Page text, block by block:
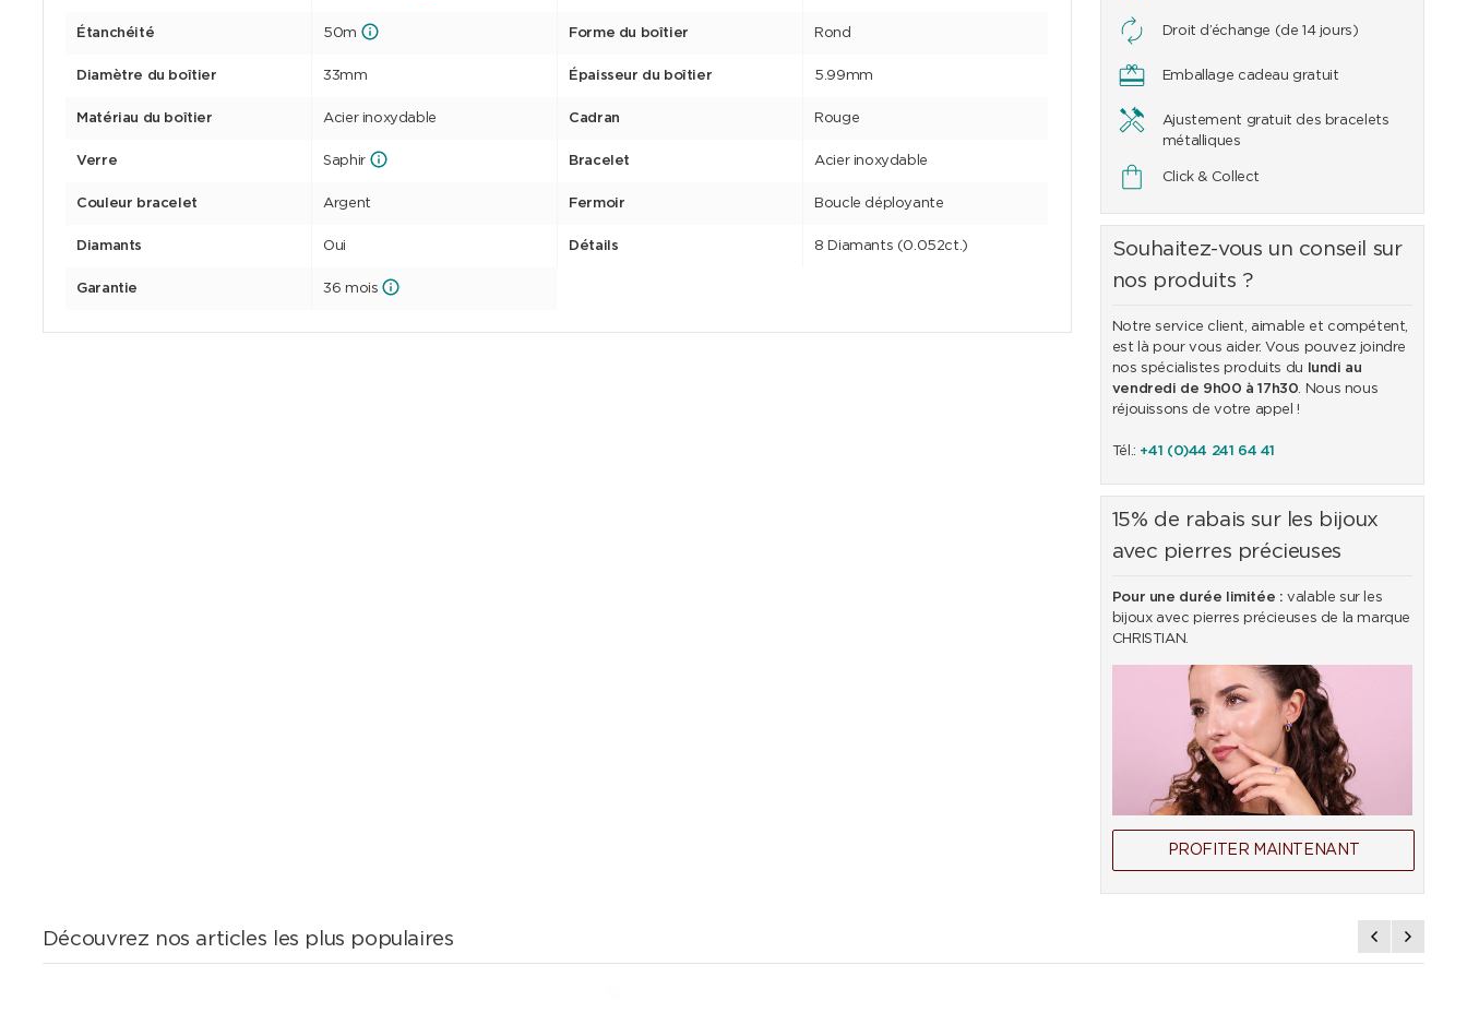
Droit d’échange (de 14 jours)
Emballage cadeau gratuit
Ajustement gratuit des bracelets
métalliques
Click & Collect
Souhaitez-vous un conseil sur
nos produits ?
Notre service client, aimable et compétent,
est là pour vous aider. Vous pouvez joindre
nos spécialistes produits du
lundi au
vendredi de 9h00 à 17h30. Nous nous
réjouissons de votre appel !
Tél.: +41 (0)44 241 64 41
15% de rabais sur les bijoux
avec pierres précieuses
Pour une durée limitée : valable sur les
bijoux avec pierres précieuses de la marque
CHRISTIAN.
PROFITER MAINTENANT
Étanchéité 50m Forme du boîtier Rond
Diamètre du boîtier 33mm Épaisseur du boîtier 5.99mm
Matériau du boîtier Acier inoxydable Cadran Rouge
Verre Saphir Bracelet Acier inoxydable
Couleur bracelet Argent Fermoir Boucle déployante
Diamants Oui Détails 8 Diamants (0.052ct.)
Garantie 36 mois
Découvrez nos articles les plus populaires